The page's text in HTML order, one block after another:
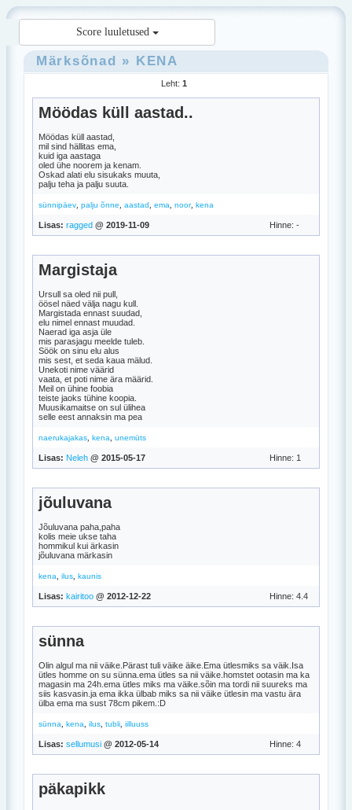
Score luuletused
Märksõnad » KENA
Leht: 1
Möödas küll aastad..
Möödas küll aastad,
mil sind hällitas ema,
kuid iga aastaga
oled ühe noorem ja kenam.
Oskad alati elu sisukaks muuta,
palju teha ja palju suuta.
sünnipäev palju õnne aastad ema noor, kena
Lisas: ragged @ 2019-11-09 Hinne: -
Margistaja
Ursull sa oled nii pull,
öösel näed välja nagu kull.
Margistada ennast suudad,
elu nimel ennast muudad.
Naerad iga asja üle
mis parasjagu meelde tuleb.
Söök on sinu elu alus
mis sest, et seda kaua mälud.
Unekoti nime väärid
vaata, et poti nime ära määrid.
Meil on ühine foobia
teiste jaoks tühine koopia.
Muusikamaitse on sul ülihea
selle eest annaksin ma pea
naerukajakas kena unemüts
Lisas: Neleh @ 2015-05-17 Hinne: 1
jõuluvana
Jõuluvana paha,paha
kolis meie ukse taha
hommikul kui ärkasin
jõuluvana märkasin
kena ilus kaunis
Lisas: kairitoo @ 2012-12-22 Hinne: 4.4
sünna
Olin algul ma nii väike.Pärast tuli väike äike.Ema ütlesmiks sa väik.Isa
ütles homme on su sünna.ema ütles sa nii väike.homstet ootasin ma ka
magasin ma 24h.ema ütles miks ma väike.sõin ma tordi nii suureks ma
siis kasvasin.ja ema ikka ülbab miks sa nii väike ütlesin ma vastu ära
ülba ema ma sust 78cm pikem.:D
sünna kena ilus tubli iilluuss
Lisas: sellumusi @ 2012-05-14 Hinne: 4
päkapikk